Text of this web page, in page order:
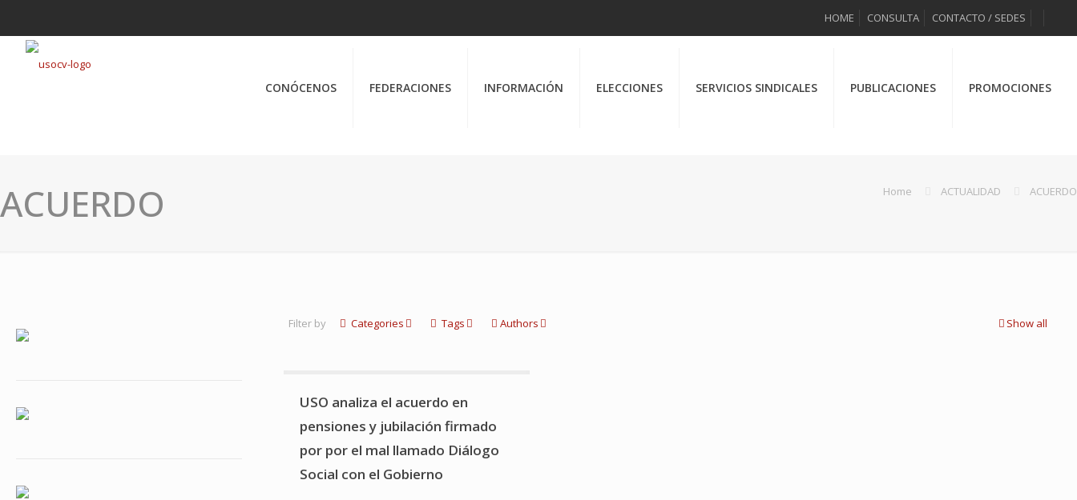
HOME CONSULTA CONTACTO / SEDES
CONÓCENOS FEDERACIONES INFORMACIÓN ELECCIONES SERVICIOS SINDICALES PUBLICACIONES PROMOCIONES
ACUERDO Home ACTUALIDAD ACUERDO
Filter by Categories Tags Authors Show all
USO analiza el acuerdo en
pensiones y jubilación firmado
por por el mal llamado Diálogo
Social con el Gobierno